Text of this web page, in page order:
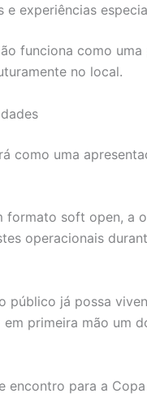
e experiências
funciona como
no local.
como uma
formato soft open, a
operacionais
público já possa
primeira mão um
encontro para a